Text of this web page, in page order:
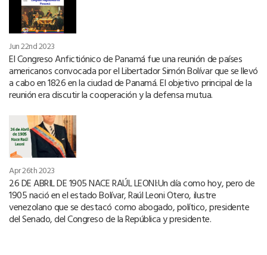
Jun 22nd 2023
El Congreso Anfictiónico de Panamá fue una reunión de países
americanos convocada por el Libertador Simón Bolívar que se llevó
a cabo en 1826 en la ciudad de Panamá. El objetivo principal de la
reunión era discutir la cooperación y la defensa mutua.
Apr 26th 2023
26 DE ABRIL DE 1905 NACE RAÚL LEONI:Un día como hoy, pero de
1905 nació en el estado Bolívar, Raúl Leoni Otero, ilustre
venezolano que se destacó como abogado, político, presidente
del Senado, del Congreso de la República y presidente.